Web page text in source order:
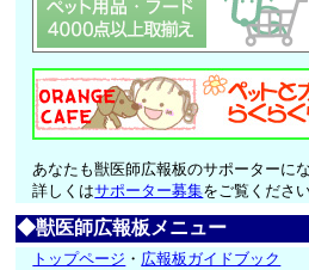
あなたも獣医師広報板のサポーターに
詳しくはサポーター募集をご覧ください
◆獣医師広報板メニュー
トップページ ・ 広報板ガイドブック